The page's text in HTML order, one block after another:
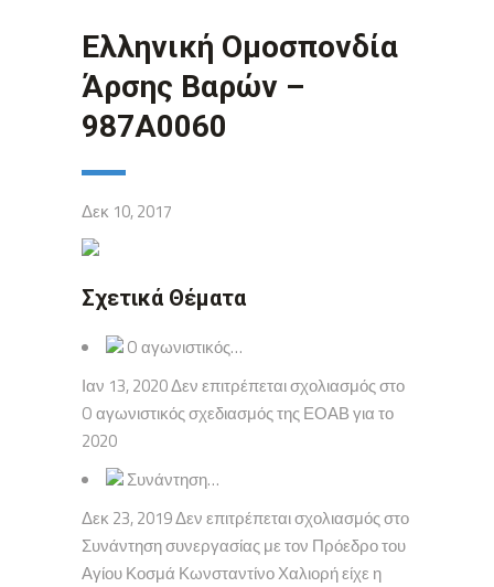
Ελληνική Ομοσπονδία
Άρσης Βαρών –
987A0060
Δεκ 10, 2017
Σχετικά Θέματα
O αγωνιστικός…
Ιαν 13, 2020 Δεν επιτρέπεται σχολιασμός στο
O αγωνιστικός σχεδιασμός της ΕΟΑΒ για το
2020
Συνάντηση…
Δεκ 23, 2019 Δεν επιτρέπεται σχολιασμός στο
Συνάντηση συνεργασίας με τον Πρόεδρο του
Αγίου Κοσμά Κωνσταντίνο Χαλιορή είχε η